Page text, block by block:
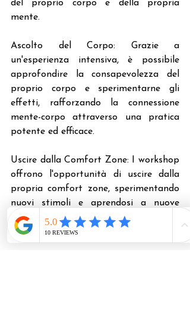
del proprio corpo e della propria
mente.
Ascolto del Corpo: Grazie a
un'esperienza intensiva, è possibile
approfondire la consapevolezza del
proprio corpo e sperimentarne gli
effetti, rafforzando la connessione
mente-corpo attraverso una pratica
potente ed efficace.
Uscire dalla Comfort Zone: I workshop
offrono l'opportunità di uscire dalla
propria comfort zone, sperimentando
nuovi stimoli e aprendosi a nuove
opportunità di crescita personale e
spirituale.